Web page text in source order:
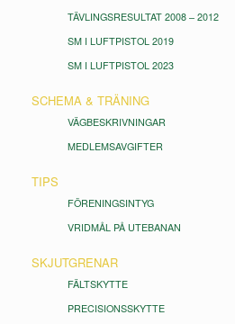
TÄVLINGSRESULTAT 2008 – 2012
SM I LUFTPISTOL 2019
SM I LUFTPISTOL 2023
SCHEMA & TRÄNING
VÄGBESKRIVNINGAR
MEDLEMSAVGIFTER
TIPS
FÖRENINGSINTYG
VRIDMÅL PÅ UTEBANAN
SKJUTGRENAR
FÄLTSKYTTE
PRECISIONSSKYTTE